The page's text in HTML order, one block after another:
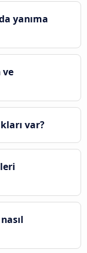
yanıma
ve
var?